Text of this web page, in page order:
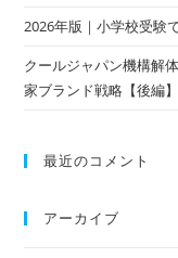
2026年版｜小学校受験
クールジャパン機構解
家ブランド戦略【後編】
最近のコメント
アーカイブ